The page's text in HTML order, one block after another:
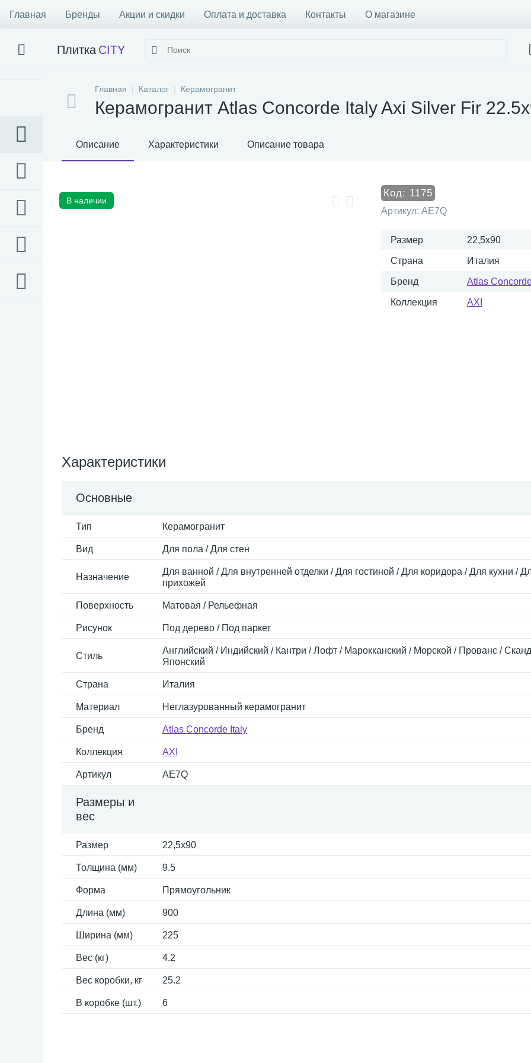
Главная Бренды Акции и скидки Оплата и доставка Контакты О магазине
Плитка CITY
Главная Каталог Керамогранит
Керамогранит Atlas Concorde Italy Axi Silver Fir
Описание Характеристики Описание товара
В наличии
Код: 1175
Артикул: AE7Q
Размер 22,5x90
Страна Италия
Бренд Atlas
Коллекция AXI
Характеристики
Основные
Тип Керамогранит
Вид Для пола / Для стен
Назначение
Для ванной / Для внутренней отделки / Для гостиной / Для коридора / Для кухни /
прихожей
Поверхность Матовая / Рельефная
Рисунок Под дерево / Под паркет
Стиль
Английский / Индийский / Кантри / Лофт / Марокканский / Морской / Прованс /
Японский
Страна Италия
Материал Неглазурованный керамогранит
Бренд Atlas Concorde Italy
Коллекция AXI
Артикул AE7Q
Размеры и
вес
Размер 22,5x90
Толщина (мм) 9.5
Форма Прямоугольник
Длина (мм) 900
Ширина (мм) 225
Вес (кг) 4.2
Вес коробки, кг 25.2
В коробке (шт.) 6